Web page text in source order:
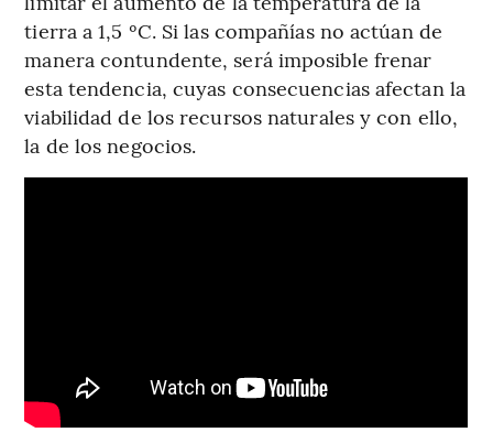
tierra a 1,5 ºC. Si las compañías no actúan de
manera contundente, será imposible frenar
esta tendencia, cuyas consecuencias afectan la
viabilidad de los recursos naturales y con ello,
la de los negocios.